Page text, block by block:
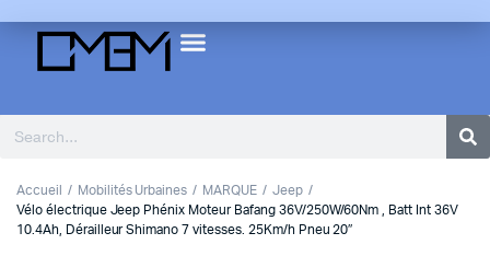
Accueil Mobilités Urbaines MARQUE
Jeep
Vélo électrique Jeep Phénix Moteur Bafang 36V/250W/60Nm , Batt Int 36V
10.4Ah, Dérailleur Shimano 7 vitesses. 25Km/h Pneu 20″